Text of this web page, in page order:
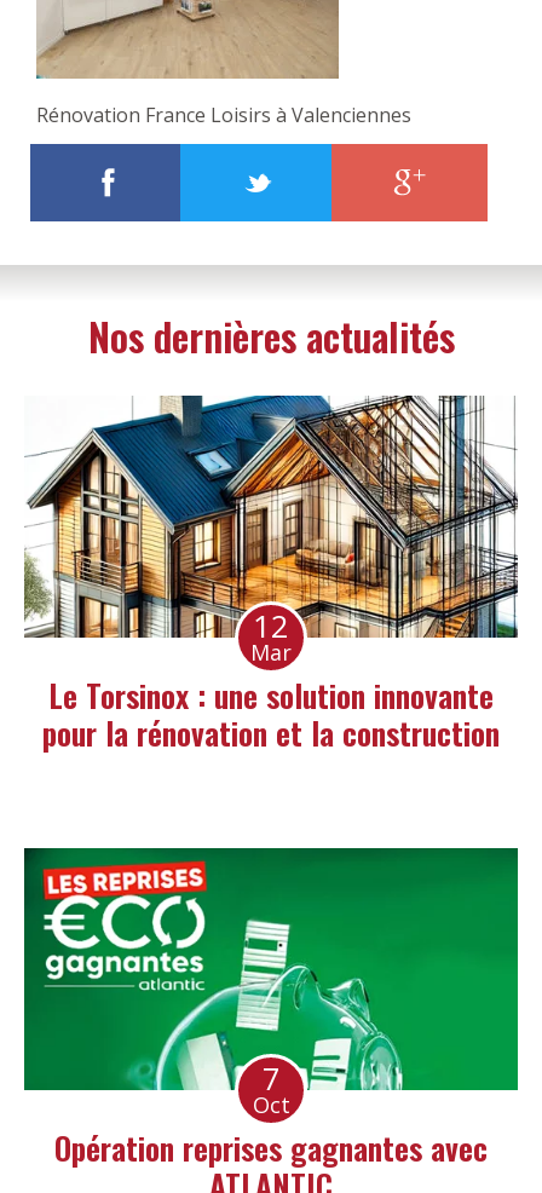
Rénovation France Loisirs à Valenciennes
Nos dernières actualités
12
Mar
Le Torsinox : une solution innovante
pour la rénovation et la construction
7
Oct
Opération reprises gagnantes avec